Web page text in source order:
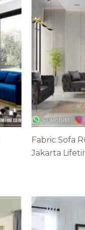
Fabric Sofa
Jakarta